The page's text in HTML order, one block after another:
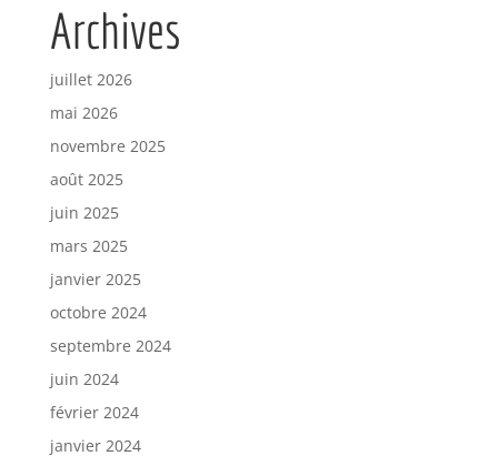
Archives
juillet 2026
mai 2026
novembre 2025
août 2025
juin 2025
mars 2025
janvier 2025
octobre 2024
septembre 2024
juin 2024
février 2024
janvier 2024